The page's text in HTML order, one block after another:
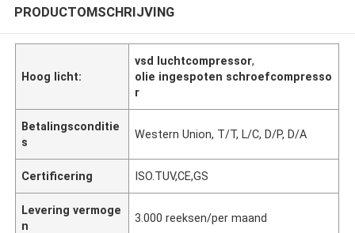
PRODUCTOMSCHRIJVING
Hoog licht:
vsd luchtcompressor,
olie ingespoten schroefcompresso
r
Betalingsconditie
s
Western Union, T/T, L/C, D/P, D/A
Certificering ISO.TUV,CE,GS
Levering vermoge
n
3.000 reeksen/per maand